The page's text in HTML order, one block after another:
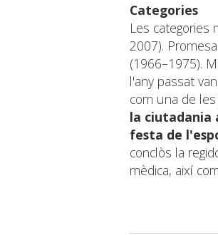
Categories
Les categories
2007).
(1966–1975).
l'any passat
com una de
la ciutadania
festa de
conclòs la
mèdica, així